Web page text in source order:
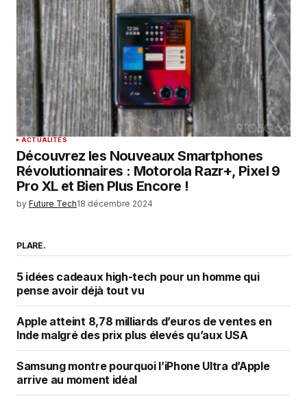
ACTUALITÉS
Découvrez les Nouveaux Smartphones
Révolutionnaires : Motorola Razr+, Pixel 9
Pro XL et Bien Plus Encore !
by Future Tech18 décembre 2024
PLARE.
5 idées cadeaux high-tech pour un homme qui
pense avoir déjà tout vu
Apple atteint 8,78 milliards d’euros de ventes en
Inde malgré des prix plus élevés qu’aux USA
Samsung montre pourquoi l’iPhone Ultra d’Apple
arrive au moment idéal